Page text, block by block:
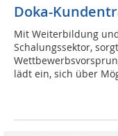
Doka-
Mit Weiterbildung
Schalungssektor,
lädt ein, sich über